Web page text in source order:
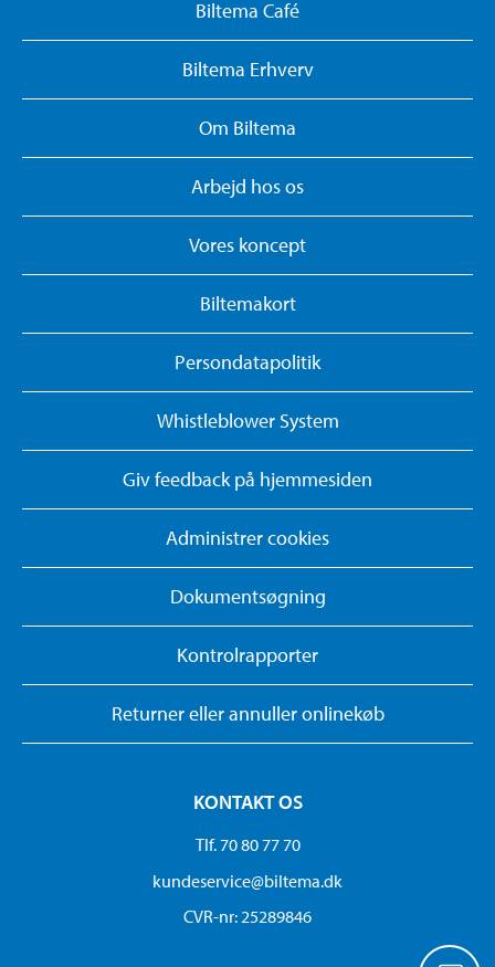
Biltema Café
Biltema Erhverv
Om Biltema
Arbejd hos os
Vores koncept
Biltemakort
Persondatapolitik
Whistleblower System
Giv feedback på hjemmesiden
Administrer cookies
Dokumentsøgning
Kontrolrapporter
Returner eller annuller onlinekøb
KONTAKT OS
Tlf. 70 80 77 70
kundeservice@biltema.dk
CVR-nr: 25289846